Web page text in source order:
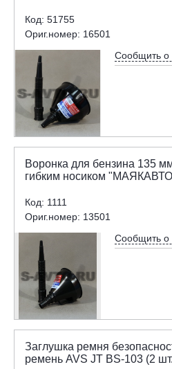
Код: 51755
Ориг.номер: 16501
Сообщить о
Воронка для бензина 135
гибким носиком
Код: 1111
Ориг.номер: 13501
Сообщить о
Заглушка ремня
ремень AVS JT BS-103 (2